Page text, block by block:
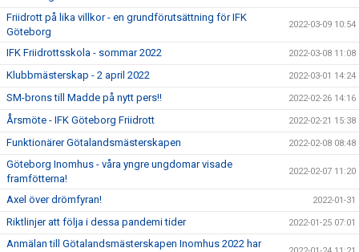
Friidrott på lika villkor - en grundförutsättning för IFK
Göteborg
2022-03-09 10:54
IFK Friidrottsskola - sommar 2022 2022-03-08 11:08
Klubbmästerskap - 2 april 2022 2022-03-01 14:24
SM-brons till Madde på nytt pers!! 2022-02-26 14:16
Årsmöte - IFK Göteborg Friidrott 2022-02-21 15:38
Funktionärer Götalandsmästerskapen 2022-02-08 08:48
Göteborg Inomhus - våra yngre ungdomar visade
framfötterna!
2022-02-07 11:20
Axel över drömfyran! 2022-01-31
Riktlinjer att följa i dessa pandemi tider 2022-01-25 07:01
Anmälan till Götalandsmästerskapen Inomhus 2022 har